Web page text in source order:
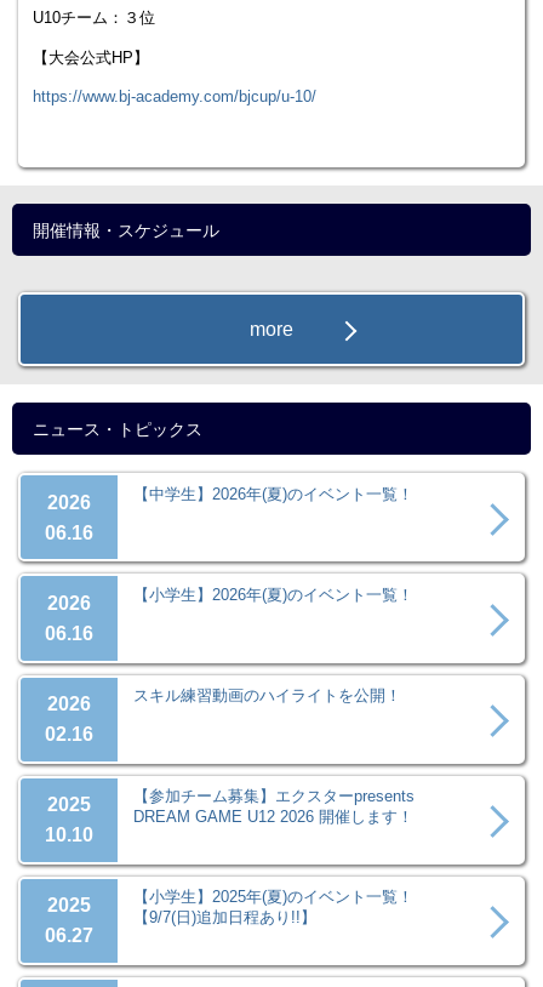
U10チーム：３位
【大会公式HP】
https://www.bj-academy.com/bjcup/u-10/
開催情報・スケジュール
more
ニュース・トピックス
2026
06.16
【中学生】2026年(夏)のイベント一覧！
2026
06.16
【小学生】2026年(夏)のイベント一覧！
2026
02.16
スキル練習動画のハイライトを公開！
2025
10.10
【参加チーム募集】エクスターpresents
DREAM GAME U12 2026 開催します！
2025
06.27
【小学生】2025年(夏)のイベント一覧！
【9/7(日)追加日程あり!!】